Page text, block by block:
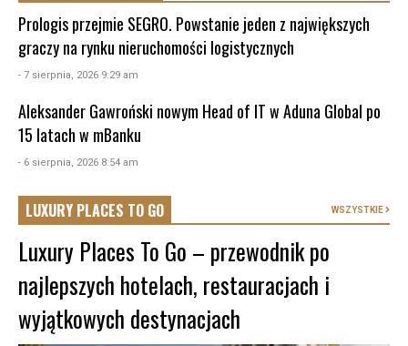
Prologis przejmie SEGRO. Powstanie jeden z największych
graczy na rynku nieruchomości logistycznych
- 7 sierpnia, 2026 9:29 am
Aleksander Gawroński nowym Head of IT w Aduna Global po
15 latach w mBanku
- 6 sierpnia, 2026 8:54 am
LUXURY PLACES TO GO WSZYSTKIE
Luxury Places To Go – przewodnik po
najlepszych hotelach, restauracjach i
wyjątkowych destynacjach